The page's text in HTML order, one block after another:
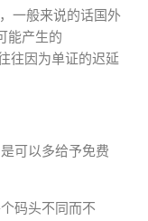
一般来说的话国外
能产生的
往因为单证的迟延
可以多给予免费
码头不同而不